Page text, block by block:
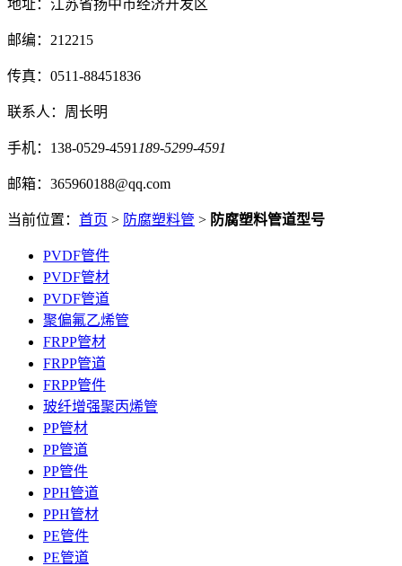
地址：江苏省扬中市经济开发区
邮编：212215
传真：0511-88451836
联系人：周长明
手机：138-0529-4591 189-5299-4591
邮箱：365960188@qq.com
当前位置： 首页 > 防腐塑料管 > 防腐塑料管道型号
PVDF管件
PVDF管材
PVDF管道
聚偏氟乙烯管
FRPP管材
FRPP管道
FRPP管件
玻纤增强聚丙烯管
PP管材
PP管道
PP管件
PPH管道
PPH管材
PE管件
PE管道